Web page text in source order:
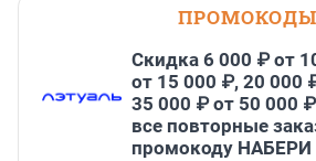
ПРОМОКОДЫ
Скидка 6 000 ₽ от
от 15 000 ₽, 20 000
35 000 ₽ от 50 000
все повторные
промокоду НАБЕРИ